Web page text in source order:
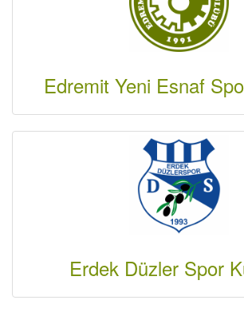
Edremit Yeni Esnaf
Erdek Düzler Spor